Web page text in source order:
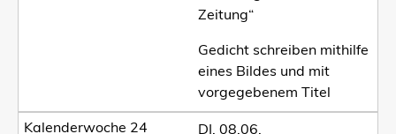
Zeitung“
Gedicht schreiben mithilfe
eines Bildes und mit
vorgegebenem Titel
DI, 08.06.